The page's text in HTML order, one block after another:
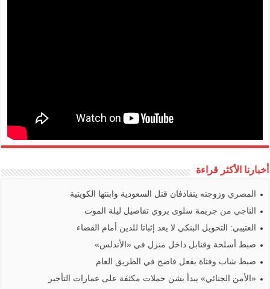
أخبارنا الأكثر قراءة
المصري وزوجته يتقاذفان قتل السعودية وابنتها الكويتية
الناجي من جريمة سلوى يروي تفاصيل ليلة الموت
العتيبي: التحويل البنكي لا يعد إثباتا للدين أمام القضاء
ضبط أسلحة وقنابل داخل منزل في «الأندلس»
ضبط شاب وفتاة بفعل فاضح في الطريق العام
«الأمن الجنائي» يبدأ بشن حملات مكثفة على عمارات التأجير